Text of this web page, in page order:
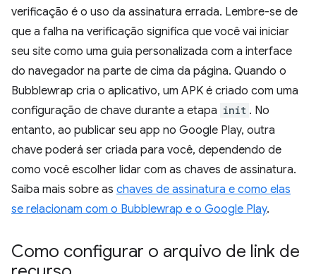
verificação é o uso da assinatura errada. Lembre-se de
que a falha na verificação significa que você vai iniciar
seu site como uma guia personalizada com a interface
do navegador na parte de cima da página. Quando o
Bubblewrap cria o aplicativo, um APK é criado com uma
configuração de chave durante a etapa init . No
entanto, ao publicar seu app no Google Play, outra
chave poderá ser criada para você, dependendo de
como você escolher lidar com as chaves de assinatura.
Saiba mais sobre as chaves de assinatura e como elas
se relacionam com o Bubblewrap e o Google Play.
Como configurar o arquivo de link de